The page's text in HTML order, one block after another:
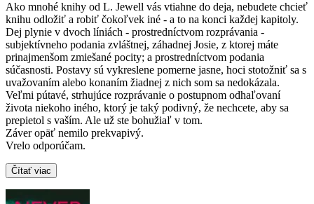
Ako mnohé knihy od L. Jewell vás vtiahne do deja, nebudete chcieť
knihu odložiť a robiť čokoľvek iné - a to na konci každej kapitoly.
Dej plynie v dvoch líniách - prostredníctvom rozprávania -
subjektívneho podania zvláštnej, záhadnej Josie, z ktorej máte
prinajmenšom zmiešané pocity; a prostredníctvom podania
súčasnosti. Postavy sú vykreslene pomerne jasne, hoci stotožniť sa s
uvažovaním alebo konaním žiadnej z nich som sa nedokázala.
Veľmi pútavé, strhujúce rozprávanie o postupnom odhaľovaní
života niekoho iného, ktorý je taký podivný, že nechcete, aby sa
prepietol s vaším. Ale už ste bohužiaľ v tom.
Záver opäť nemilo prekvapivý.
Vrelo odporúčam.
Čítať viac